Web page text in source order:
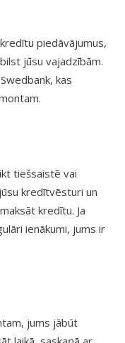
piedāvājumus,
jūsu vajadzībām.
kas
tiešsaistē vai
kredītvēsturi un
kredītu. Ja
ienākumi, jums ir
jums jābūt